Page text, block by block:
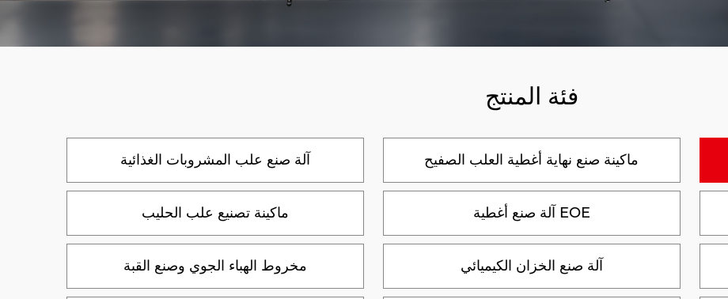
فئة المنتج
آلة صنع علب المشروبات الغذائية ماكينة صنع نهاية أغطية العلب الصفيح
ماكينة تصنيع علب الحليب آلة صنع أغطية EOE
مخروط الهباء الجوي وصنع القبة آلة صنع الخزان الكيميائي